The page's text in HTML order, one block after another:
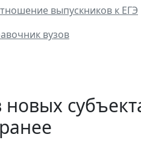
выпускников к ЕГЭ
вузов